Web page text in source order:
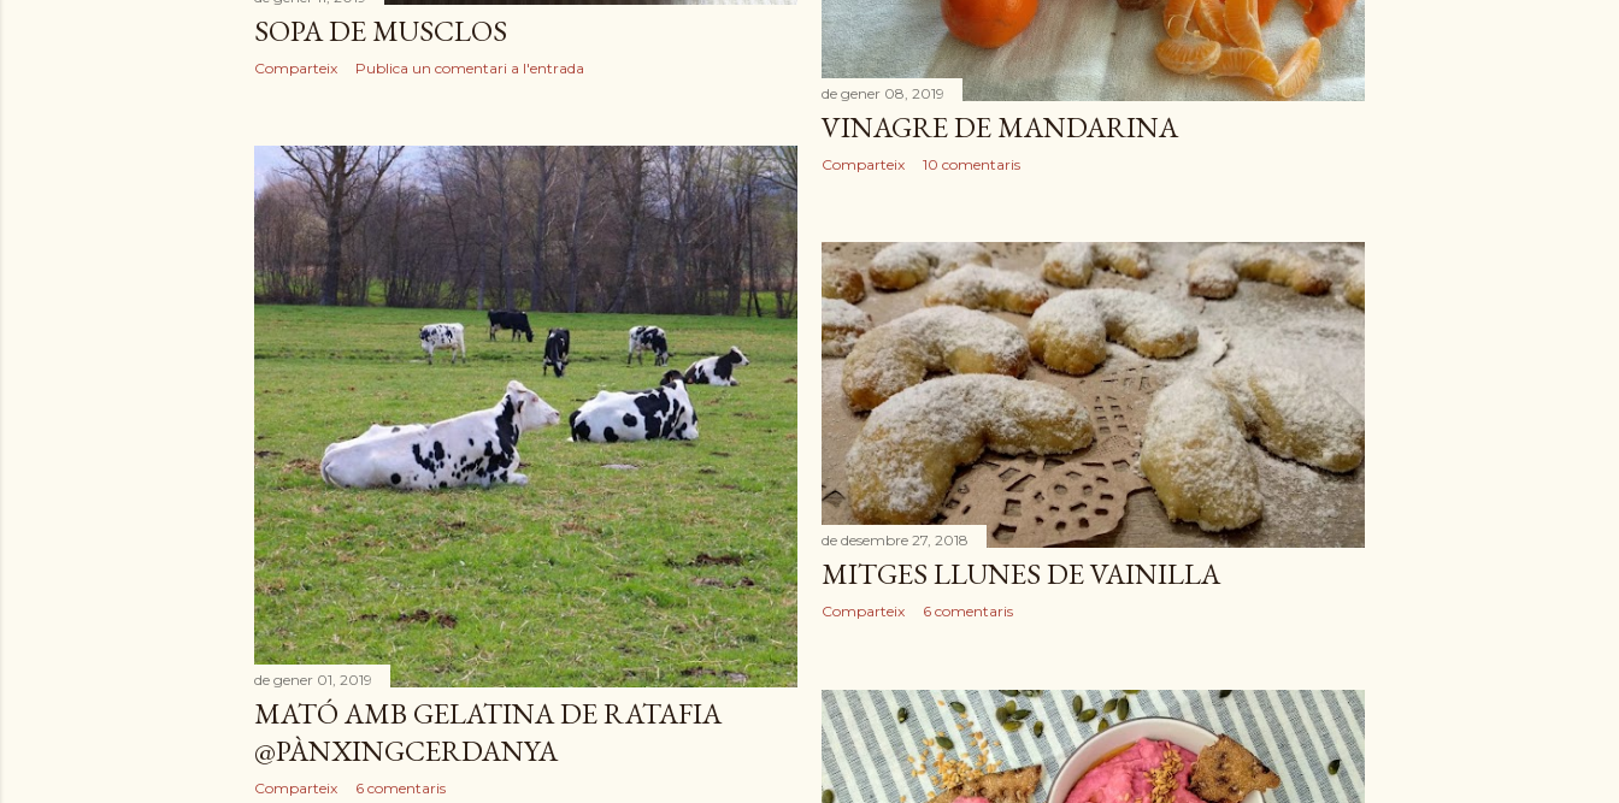
e
s
SOPA DE MUSCLOS
Comparteix
Publica un comentari a l'entrada
de gener 08, 2019
VINAGRE DE MANDARINA
Comparteix 10 comentaris
de gener 01, 2019
MATÓ AMB GELATINA DE RATAFIA
@PÀNXINGCERDANYA
Comparteix 6 comentaris
de desembre 27, 2018
MITGES LLUNES DE VAINILLA
Comparteix 6 comentaris